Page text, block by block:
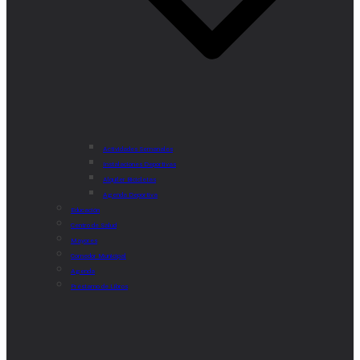
Actividades Semanales
Instalaciones Deportivas
Alquiler Bicicletas
Agenda Deportiva
Educación
Centro de Salud
Mayores
Comedor Municipal
Agenda
Préstamo de Libros